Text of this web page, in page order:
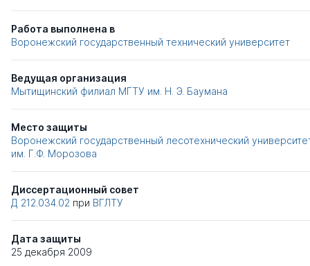
Работа выполнена в
Воронежский государственный технический университет
Ведущая организация
Мытищинский филиал МГТУ им. Н. Э. Баумана
Место защиты
Воронежский государственный лесотехнический
им. Г.Ф. Морозова
Диссертационный совет
Д 212.034.02 при ВГЛТУ
Дата защиты
25 декабря 2009